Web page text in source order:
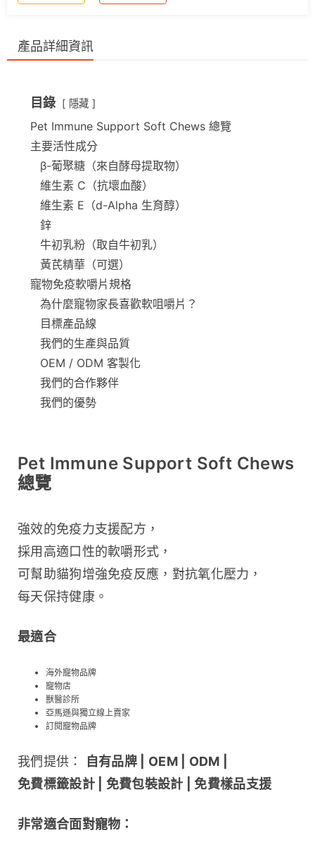
產品詳細資訊
目錄 隱藏
Pet Immune Support Soft Chews 總覽
主要活性成分
β-葡聚糖（來自酵母提取物）
維生素 C（抗壞血酸）
維生素 E（d-Alpha 生育醇）
鋅
牛初乳粉（取自牛初乳）
黃芪精華（可選）
寵物免疫軟嚼片規格
為什麼寵物家長喜歡軟咀嚼片？
目標產品線
我們的生產與品質
OEM / ODM 客製化
我們的合作夥伴
我們的優勢
Pet Immune Support Soft Chews
總覽
強效的免疫力支援配方，
採用高適口性的軟嚼形式，
可幫助貓狗增強免疫反應，對抗氧化壓力，
每天保持健康。
最適合
海外寵物品牌
寵物店
獸醫診所
亞馬遜與獨立線上賣家
訂閱寵物品牌
我們提供：
自有品牌 | OEM | ODM |
免費標籤設計 | 免費包裝設計 | 免費樣品支援
非常適合面對寵物：